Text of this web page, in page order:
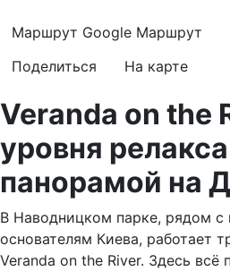
Маршрут Google Маршрут
Поделиться
На карте
Veranda on the
уровня
панорамой на
В Наводницком парке, рядом с
основателям Киева, работает
Veranda on the River. Здесь